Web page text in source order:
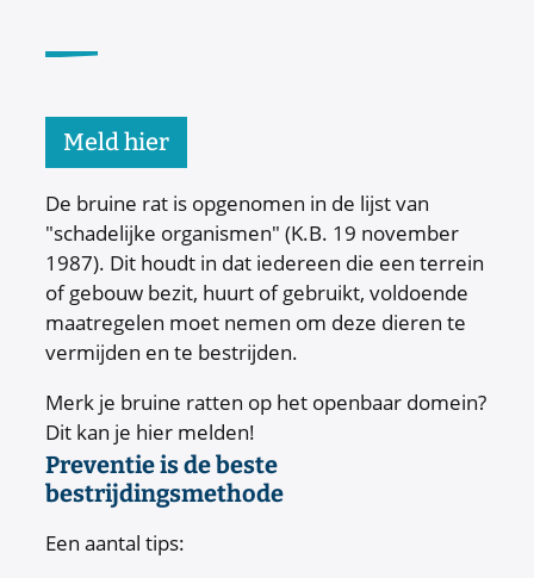
Meld hier
De bruine rat is opgenomen in de lijst van
"schadelijke organismen" (K.B. 19 november
1987). Dit houdt in dat iedereen die een terrein
of gebouw bezit, huurt of gebruikt, voldoende
maatregelen moet nemen om deze dieren te
vermijden en te bestrijden.
Merk je bruine ratten op het openbaar domein?
Dit kan je hier melden!
Preventie is de beste
bestrijdingsmethode
Een aantal tips: